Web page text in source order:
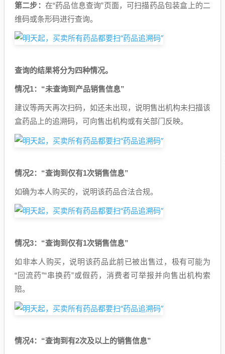
第二步： 在“药品信息查询”页面，可扫描药品包装盒上的二
维码或条形码进行查询。
查询的结果将分为四种情况。
情况1：“未查询到产品销售信息”
建议等两天再次扫码，如还未出现，说明售出机构未扫描该
盒药品上的追溯码，可向售出机构或有关部门反映。
情况2：“查询到仅有1次销售信息”
如确为本人购买的，说明该药品合法合规。
情况3：“查询到仅有1次销售信息”
如非本人购买，说明该药品此前已被出售过，极有可能为
“回流药”“串换药”或假药，消费者可举报并向售出机构索
赔。
情况4：“查询到有2次及以上的销售信息”